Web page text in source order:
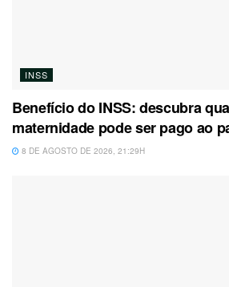
INSS
Benefício do INSS: descubra
maternidade pode ser pago ao
8 DE AGOSTO DE 2026, 21:29H